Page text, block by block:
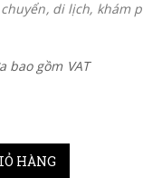
di lịch, khám
bao gồm VAT
HÀNG